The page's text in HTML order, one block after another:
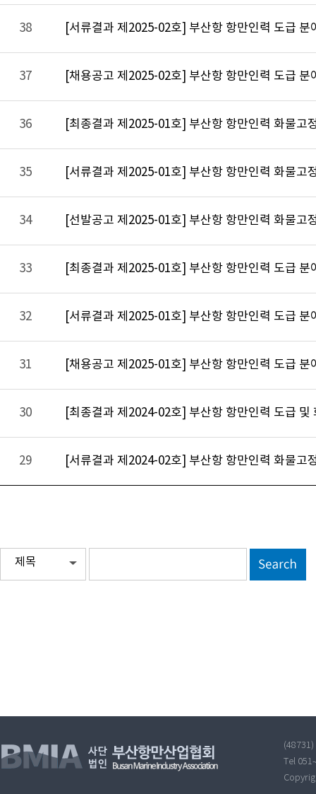
38 [서류결과 제2025-02호] 부산항 항만인력 도급 분
37 [채용공고 제2025-02호] 부산항 항만인력 도급 분
36 [최종결과 제2025-01호] 부산항 항만인력 화물고
35 [서류결과 제2025-01호] 부산항 항만인력 화물고
34 [선발공고 제2025-01호] 부산항 항만인력 화물고
33 [최종결과 제2025-01호] 부산항 항만인력 도급 분
32 [서류결과 제2025-01호] 부산항 항만인력 도급 분
31 [채용공고 제2025-01호] 부산항 항만인력 도급 분
30 [최종결과 제2024-02호] 부산항 항만인력 도급
29 [서류결과 제2024-02호] 부산항 항만인력 화물고
제목
(48731)
Tel